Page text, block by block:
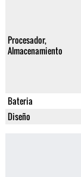
Procesador,
Almacenamiento
Bateria
Diseño